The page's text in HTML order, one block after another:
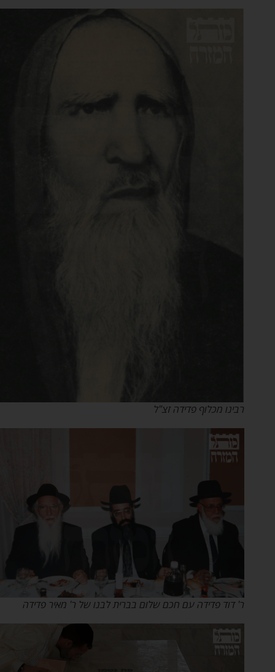
רבינו מכלוף פדידה זצ"ל
ר' דוד פדידה עם חכם שלום בברית לבנו של ר' מאיר פדידה